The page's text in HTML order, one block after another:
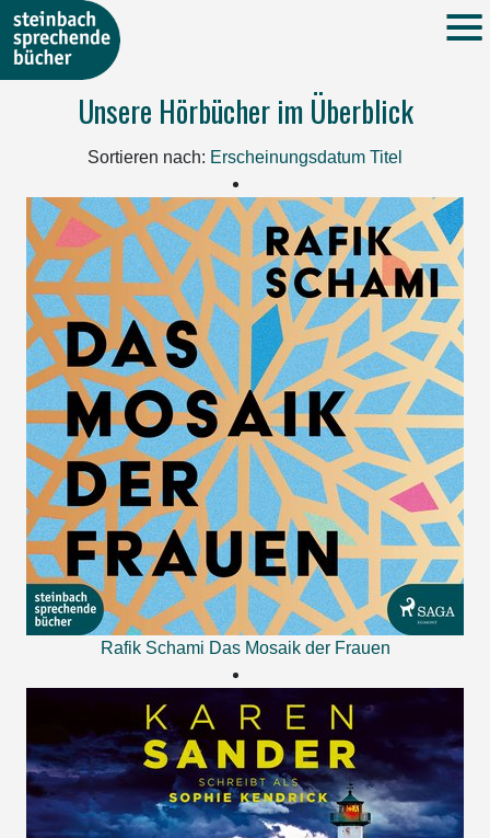
Unsere Hörbücher im Überblick
Sortieren nach: Erscheinungsdatum Titel
Rafik Schami Das Mosaik der Frauen